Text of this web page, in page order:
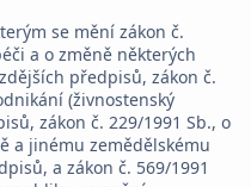
se mění zákon č.
a o změně některých
předpisů, zákon č.
(živnostenský
zákon č. 229/1991 Sb., o
a jinému zemědělskému
a zákon č. 569/1991